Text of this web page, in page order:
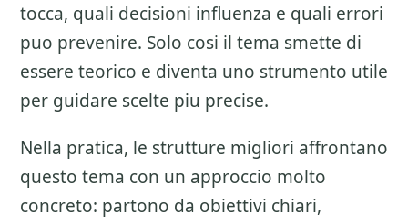
tocca, quali decisioni influenza e quali errori
puo prevenire. Solo cosi il tema smette di
essere teorico e diventa uno strumento utile
per guidare scelte piu precise.
Nella pratica, le strutture migliori affrontano
questo tema con un approccio molto
concreto: partono da obiettivi chiari,